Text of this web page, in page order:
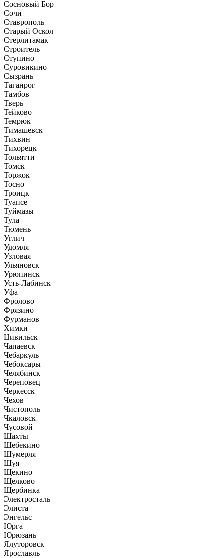
Сосновый Бор
Сочи
Ставрополь
Старый Оскол
Стерлитамак
Строитель
Ступино
Суровикино
Сызрань
Таганрог
Тамбов
Тверь
Тейково
Темрюк
Тимашевск
Тихвин
Тихорецк
Тольятти
Томск
Торжок
Тосно
Троицк
Туапсе
Туймазы
Тула
Тюмень
Углич
Удомля
Узловая
Ульяновск
Урюпинск
Усть-Лабинск
Уфа
Фролово
Фрязино
Фурманов
Химки
Цивильск
Чапаевск
Чебаркуль
Чебоксары
Челябинск
Череповец
Черкесск
Чехов
Чистополь
Чкаловск
Чусовой
Шахты
Шебекино
Шумерля
Шуя
Щекино
Щелково
Щербинка
Электросталь
Элиста
Энгельс
Юрга
Юрюзань
Ялуторовск
Ярославль